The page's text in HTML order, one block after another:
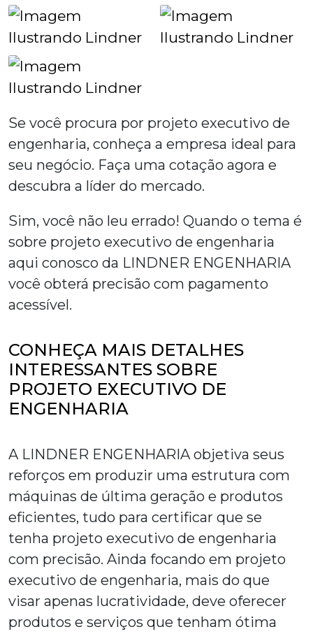
Se você procura por projeto executivo de
engenharia, conheça a empresa ideal para
seu negócio. Faça uma cotação agora e
descubra a líder do mercado.
Sim, você não leu errado! Quando o tema é
sobre projeto executivo de engenharia
aqui conosco da LINDNER ENGENHARIA
você obterá precisão com pagamento
acessível.
CONHEÇA MAIS DETALHES
INTERESSANTES SOBRE
PROJETO EXECUTIVO DE
ENGENHARIA
A LINDNER ENGENHARIA objetiva seus
reforços em produzir uma estrutura com
máquinas de última geração e produtos
eficientes, tudo para certificar que se
tenha projeto executivo de engenharia
com precisão. Ainda focando em projeto
executivo de engenharia, mais do que
visar apenas lucratividade, deve oferecer
produtos e serviços que tenham ótima